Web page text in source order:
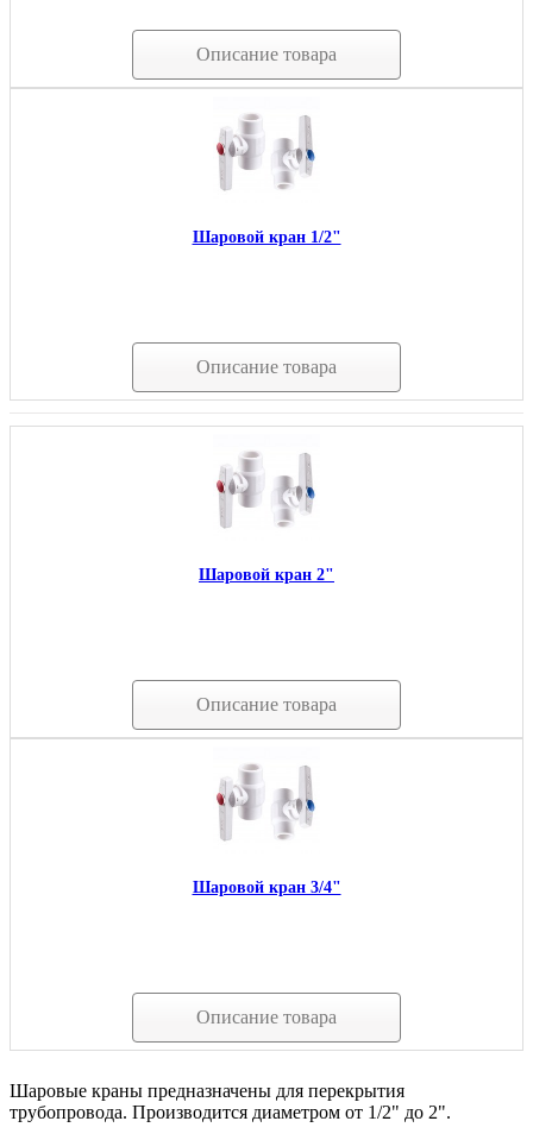
Описание товара
Шаровой кран 1/2"
Описание товара
Шаровой кран 2"
Описание товара
Шаровой кран 3/4"
Описание товара
Шаровые краны предназначены для перекрытия
трубопровода. Производится диаметром от 1/2" до 2".